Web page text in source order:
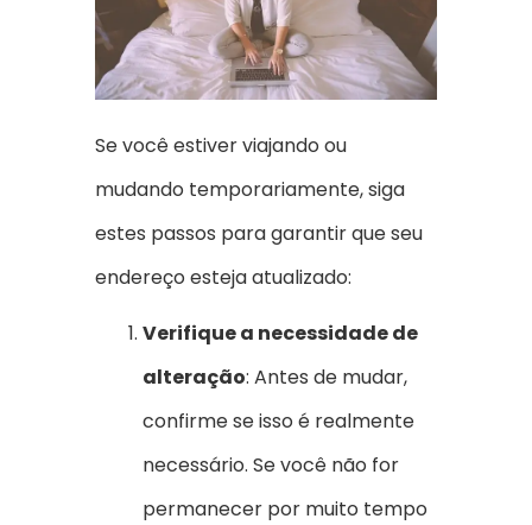
Se você estiver viajando ou
mudando temporariamente, siga
estes passos para garantir que seu
endereço esteja atualizado:
Verifique a necessidade de
alteração: Antes de mudar,
confirme se isso é realmente
necessário. Se você não for
permanecer por muito tempo